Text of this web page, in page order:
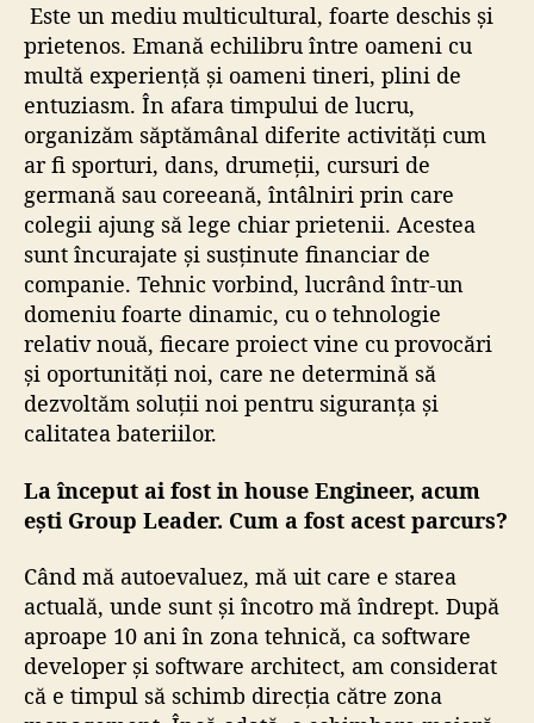
Este un mediu multicultural, foarte deschis și
prietenos. Emană echilibru între oameni cu
multă experiență și oameni tineri, plini de
entuziasm. În afara timpului de lucru,
organizăm săptămânal diferite activități cum
ar fi sporturi, dans, drumeții, cursuri de
germană sau coreeană, întâlniri prin care
colegii ajung să lege chiar prietenii. Acestea
sunt încurajate și susținute financiar de
companie. Tehnic vorbind, lucrând într-un
domeniu foarte dinamic, cu o tehnologie
relativ nouă, fiecare proiect vine cu provocări
și oportunități noi, care ne determină să
dezvoltăm soluții noi pentru siguranța și
calitatea bateriilor.
La început ai fost in house Engineer, acum
ești Group Leader. Cum a fost acest parcurs?
Când mă autoevaluez, mă uit care e starea
actuală, unde sunt și încotro mă îndrept. După
aproape 10 ani în zona tehnică, ca software
developer și software architect, am considerat
că e timpul să schimb direcția către zona